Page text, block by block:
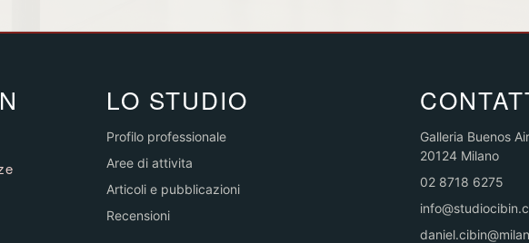
LO STUDIO
Profilo professionale
Aree di attivita
Articoli e pubblicazioni
Recensioni
Galleria Buenos
20124 Milano
02 8718 6275